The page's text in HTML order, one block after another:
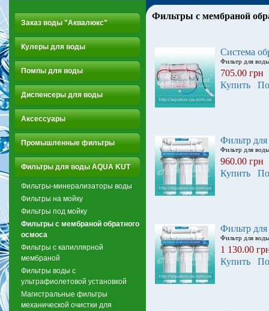
Заказ воды "Аквалюкс"
Кулеры для воды
Помпы для воды
Диспенсеры для воды
Аксессуары
Промышленные фильтры
Фильтры для воды AQUA KUT
Фильтры-минерализаторы воды
Фильтры на мойку
Фильтры под мойку
Фильтры с мембраной обратного
осмоса
Фильтры с капиллярной
мембраной
Фильтры воды с
ультрафиолетовой установкой
Магистральные фильтры
механической очистки для
Фильтры с мембраной
Система
Фильтр для
705.00 грн
Купить
Фильтр
Фильтр для
960.00 грн
Купить
Фильтр
Фильтр для
1 130.00
Купить